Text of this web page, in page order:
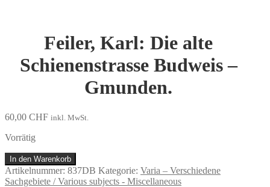
Feiler, Karl: Die alte
Schienenstrasse Budweis –
Gmunden.
60,00 CHF inkl. MwSt.
Vorrätig
Feiler,
Karl:
Die
In den Warenkorb
Artikelnummer: 837DB Kategorie: Varia – Verschiedene
Sachgebiete / Various subjects - Miscellaneous